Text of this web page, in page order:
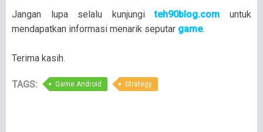
Jangan lupa selalu kunjungi teh90blog.com untuk
mendapatkan informasi menarik seputar game.
Terima kasih.
TAGS: Game Android Strategy